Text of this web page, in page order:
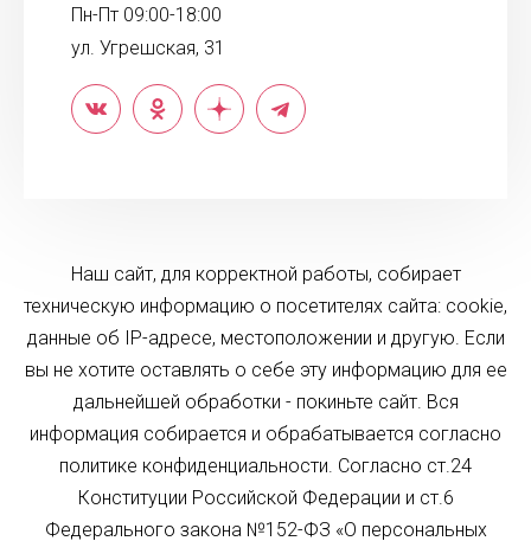
Пн-Пт 09:00-18:00
ул. Угрешская, 31
Наш сайт, для корректной работы, собирает
техническую информацию о посетителях сайта: cookie,
данные об IP-адресе, местоположении и другую. Если
вы не хотите оставлять о себе эту информацию для ее
дальнейшей обработки - покиньте сайт. Вся
информация собирается и обрабатывается согласно
политике конфиденциальности. Согласно ст.24
Конституции Российской Федерации и ст.6
Федерального закона №152-ФЗ «О персональных